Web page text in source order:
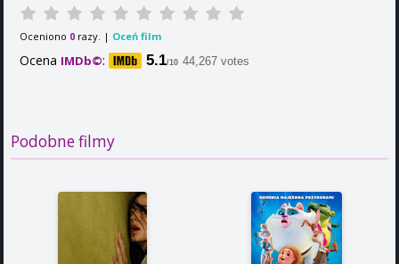
Oceniono 0 razy. | Oceń film
Ocena IMDb©: 5.1/10 44,267 votes
Podobne filmy